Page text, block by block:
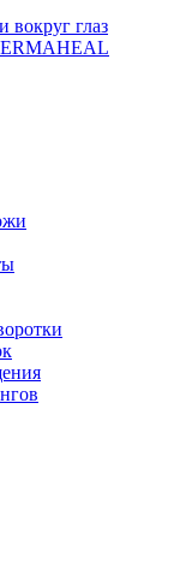
вокруг глаз